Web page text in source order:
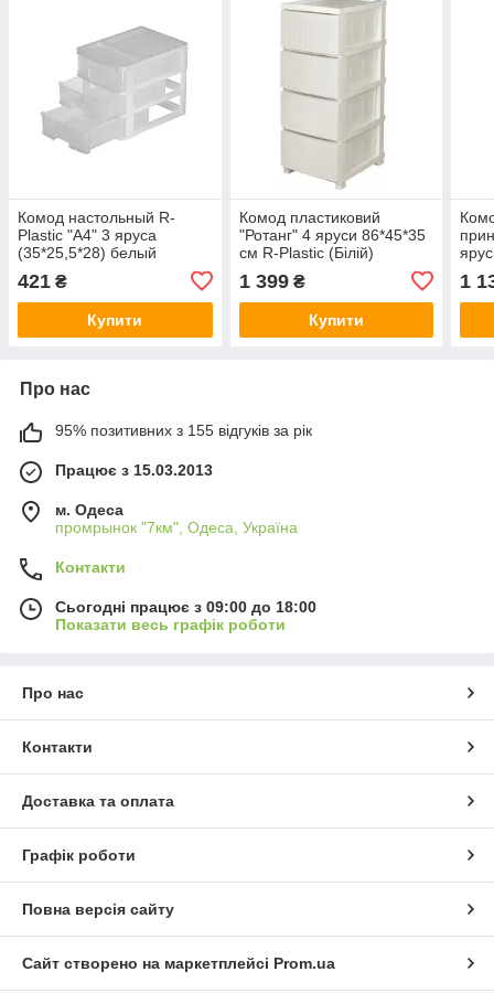
Комод настольный R-
Plastic "А4" 3 яруса
(35*25,5*28) белый
421 ₴
Купити
Комод пластиковий
"Ротанг" 4 яруси 86*45*35
см R-Plastic (Білій)
1 399₴
Купити
1
Про нас
95% позитивних з 155 відгуків за рік
Працює з 15.03.2013
м. Одеса
промрынок "7км", Одеса, Україна
Контакти
Сьогодні працює з 09:00 до 18:00
Показати весь графік роботи
Про нас
Контакти
Доставка та оплата
Графік роботи
Повна версія сайту
Сайт створено на маркетплейсі Prom.ua